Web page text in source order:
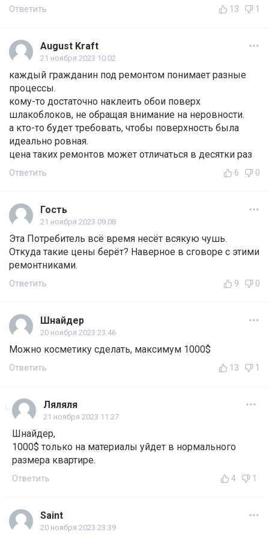
Ответить 13 1
August Kraft
21 ноября 2023 10:02
каждый гражданин под ремонтом понимает разные
процессы.
кому-то достаточно наклеить обои поверх
шлакоблоков, не обращая внимание на неровности.
а кто-то будет требовать, чтобы поверхность была
идеально ровная.
цена таких ремонтов может отличаться в десятки раз
Ответить 6 0
Гость
21 ноября 2023 09:08
Эта Потребитель всё время несёт всякую чушь.
Откуда такие цены берёт? Наверное в сговоре с этими
ремонтниками.
Ответить 9 0
Шнайдер
20 ноября 2023 23:46
Можно косметику сделать, максимум 1000$
Ответить 13 1
Ляляля
21 ноября 2023 11:27
Шнайдер,
1000$ только на материалы уйдет в нормального
размера квартире.
Ответить 4 1
Saint
20 ноября 2023 23:39